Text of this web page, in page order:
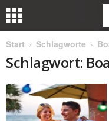
Start Schlagworte
Schlagwort: